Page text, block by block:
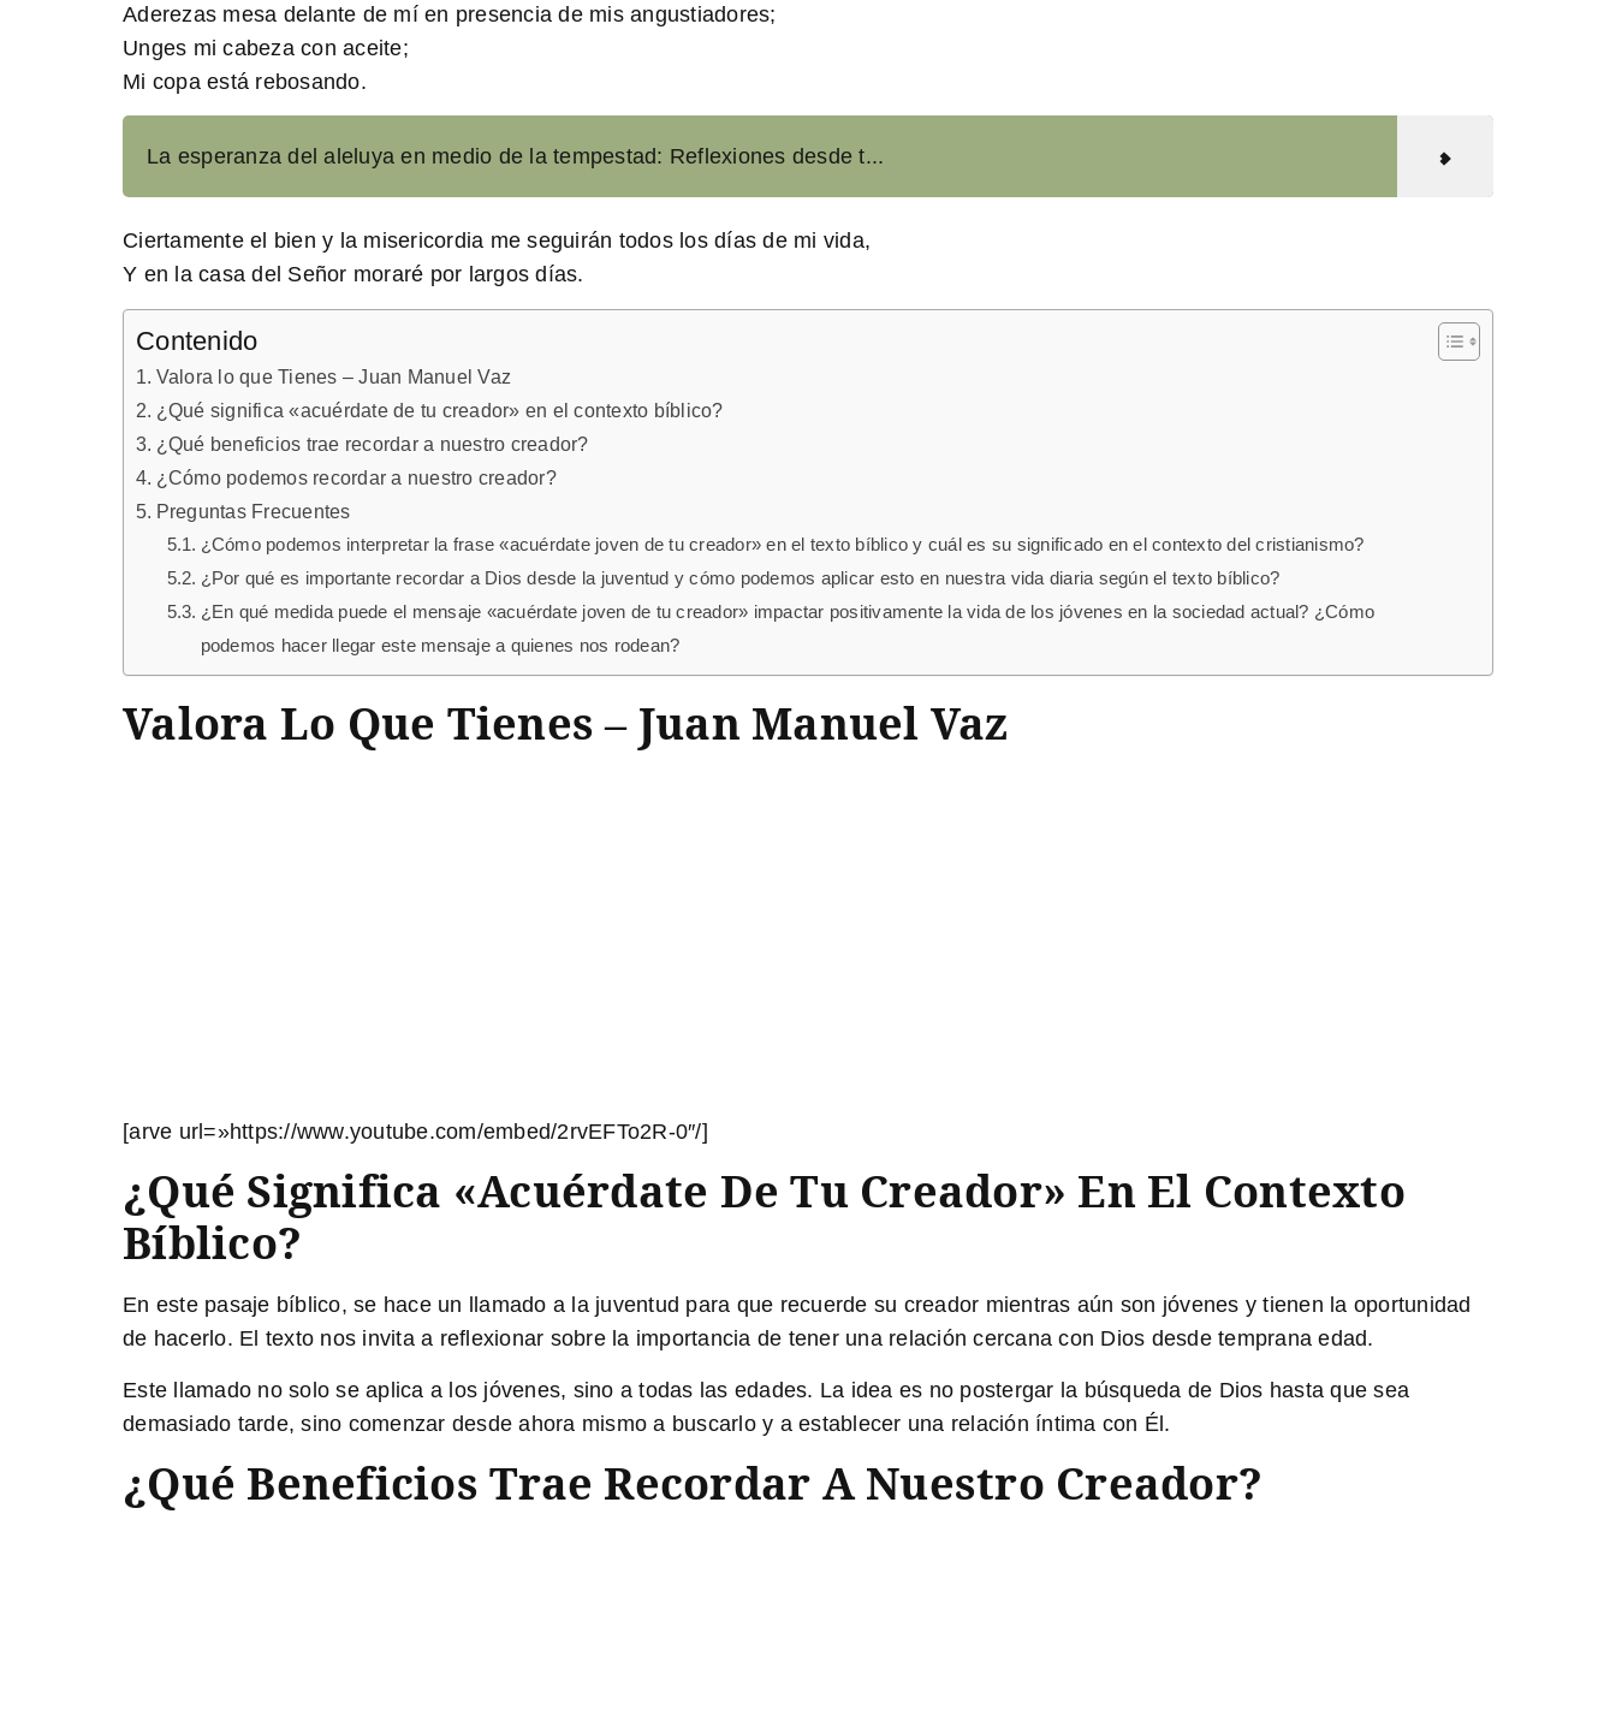
Aderezas mesa delante de mí en presencia de mis angustiadores;
Unges mi cabeza con aceite;
Mi copa está rebosando.
La esperanza del aleluya en medio de la tempestad: Reflexiones desde t...
Ciertamente el bien y la misericordia me seguirán todos los días de mi vida,
Y en la casa del Señor moraré por largos días.
Contenido
Valora lo que Tienes – Juan Manuel Vaz
¿Qué significa «acuérdate de tu creador» en el contexto bíblico?
¿Qué beneficios trae recordar a nuestro creador?
¿Cómo podemos recordar a nuestro creador?
Preguntas Frecuentes
¿Cómo podemos interpretar la frase «acuérdate joven de tu creador» en el texto bíblico y cuál es su significado en el contexto del cristianismo?
¿Por qué es importante recordar a Dios desde la juventud y cómo podemos aplicar esto en nuestra vida diaria según el texto bíblico?
¿En qué medida puede el mensaje «acuérdate joven de tu creador» impactar positivamente la vida de los jóvenes en la sociedad actual? ¿Cómo
podemos hacer llegar este mensaje a quienes nos rodean?
Valora Lo Que Tienes – Juan Manuel Vaz
[arve url=»https://www.youtube.com/embed/2rvEFTo2R-0″/]
¿Qué Significa «acuérdate De Tu Creador» En El Contexto
Bíblico?
En este pasaje bíblico, se hace un llamado a la juventud para que recuerde su creador mientras aún son jóvenes y tienen la oportunidad
de hacerlo. El texto nos invita a reflexionar sobre la importancia de tener una relación cercana con Dios desde temprana edad.
Este llamado no solo se aplica a los jóvenes, sino a todas las edades. La idea es no postergar la búsqueda de Dios hasta que sea
demasiado tarde, sino comenzar desde ahora mismo a buscarlo y a establecer una relación íntima con Él.
¿Qué Beneficios Trae Recordar A Nuestro Creador?